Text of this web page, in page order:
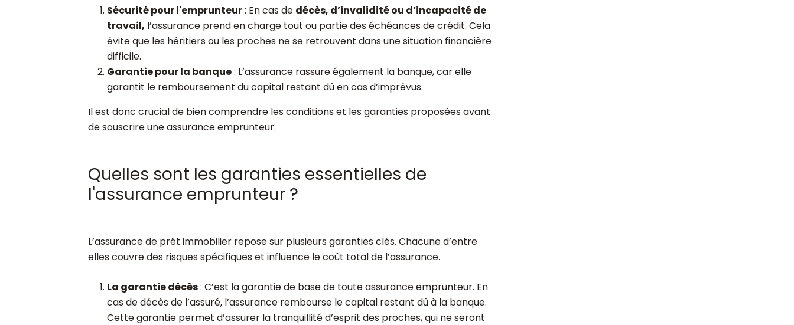
Sécurité pour l'emprunteur: En cas de décès, d’invalidité ou d’incapacité de
travail, l’assurance prend en charge tout ou partie des échéances de crédit. Cela
évite que les héritiers ou les proches ne se retrouvent dans une situation financière
difficile.
Garantie pour la banque: L’assurance rassure également la banque, car elle
garantit le remboursement du capital restant dû en cas d’imprévus.
Il est donc crucial de bien comprendre les conditions et les garanties proposées avant
de souscrire une assurance emprunteur.
Quelles sont les garanties essentielles de
l'assurance emprunteur ?
L’assurance de prêt immobilier repose sur plusieurs garanties clés. Chacune d’entre
elles couvre des risques spécifiques et influence le coût total de l’assurance.
La garantie décès: C’est la garantie de base de toute assurance emprunteur. En
cas de décès de l’assuré, l’assurance rembourse le capital restant dû à la banque.
Cette garantie permet d’assurer la tranquillité d’esprit des proches, qui ne seront